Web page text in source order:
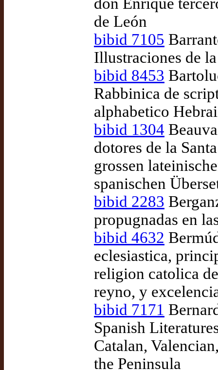
de León
bibid 7105
Illustraciones de
bibid 8453
Rabbinica de
alphabetico
bibid 1304
dotores de la
grossen
spanischen
bibid 2283
propugnadas en
bibid 4632
eclesiastica,
religion catolica
reyno, y
bibid 7171
Spanish
Catalan,
the Peninsula